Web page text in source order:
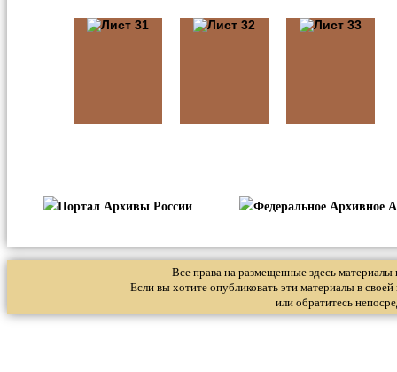
Все права на размещенные здесь
Если вы хотите опубликовать эти материалы в
или обратитесь